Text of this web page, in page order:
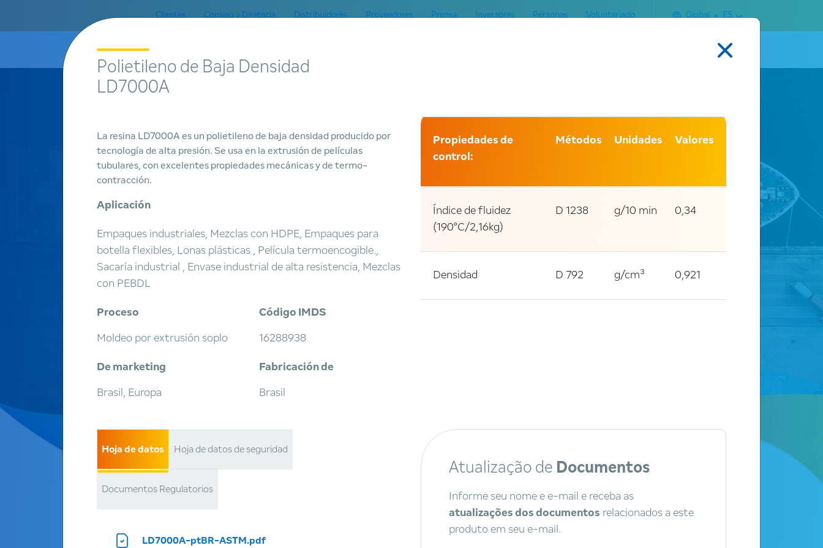
Clientes Consejo y Diretoria Distribuidores Proveedores Prensa Inversores Personas Voluntariado Global ES
Productos
Encontrar
un producto
Polietileno de Baja Densidad
LD7000A
La resina LD7000A es un polietileno de baja densidad producido por
tecnología de alta presión. Se usa en la extrusión de películas
tubulares, con excelentes propiedades mecánicas y de termo-
contracción.
Aplicación
Empaques industriales, Mezclas con HDPE, Empaques para
botella flexibles, Lonas plásticas , Película termoencogible.,
Sacaría industrial , Envase industrial de alta resistencia, Mezclas
con PEBDL
Proceso
Moldeo por extrusión soplo
Código IMDS
16288938
De marketing
Brasil, Europa
Fabricación de
Brasil
Propiedades de
control:
Métodos Unidades Valores
Índice de fluidez
(190°C/2,16kg)
D 1238 g/10 min 0,34
Densidad D 792 g/cm³ 0,921
Hoja de datos Hoja de datos de seguridad
Documentos Regulatorios
LD7000A-ptBR-ASTM.pdf
Atualização de Documentos
Informe seu nome e e-mail e receba as
atualizações dos documentos relacionados a este
produto em seu e-mail.